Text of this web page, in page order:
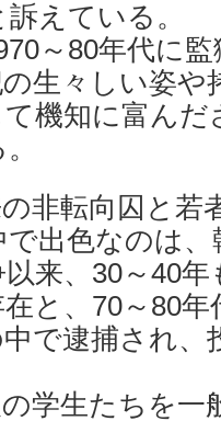
えている。
～80年代に
生々しい姿や
機知に富ん
非転向囚と若
出色なのは
来、30～40
と、70～80
で逮捕され、
の学生たちを